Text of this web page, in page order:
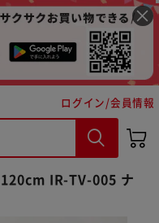
ログイン/会員情報
IR-TV-005 ナ